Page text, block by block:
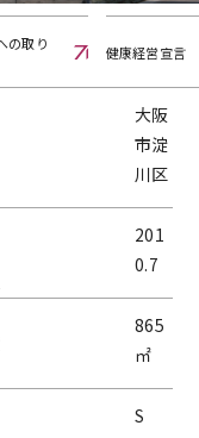
の取り
健康経営宣言
大阪
市淀
川区
201
0.7
865
㎡
S